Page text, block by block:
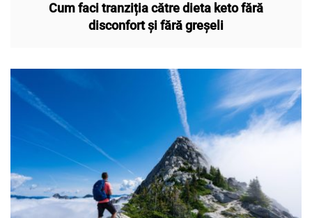
Cum faci tranziția către dieta keto fără
disconfort și fără greșeli